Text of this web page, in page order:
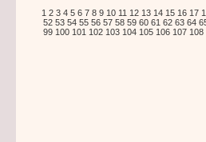
1 2 3 4 5 6 7 8 9 10 11 12 13 14 15 16 17
52 53 54 55 56 57 58 59 60 61 62 63 64
99 100 101 102 103 104 105 106 107 108